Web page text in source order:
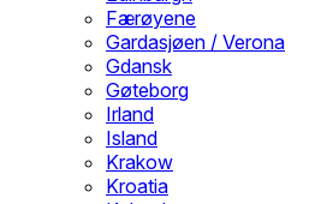
Færøyene
Gardasjøen / Verona
Gdansk
Gøteborg
Irland
Island
Krakow
Kroatia